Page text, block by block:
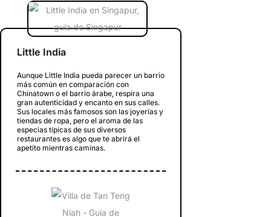
Little India
Aunque Little India pueda parecer un barrio
más común en comparación con
Chinatown o el barrio árabe, respira una
gran autenticidad y encanto en sus calles.
Sus locales más famosos son las joyerías y
tiendas de ropa, pero el aroma de las
especias típicas de sus diversos
restaurantes es algo que te abrirá el
apetito mientras caminas.